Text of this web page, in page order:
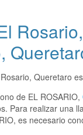
Rosario,
Queretaro es
de EL ROSARIO,
Para realizar una
es necesario